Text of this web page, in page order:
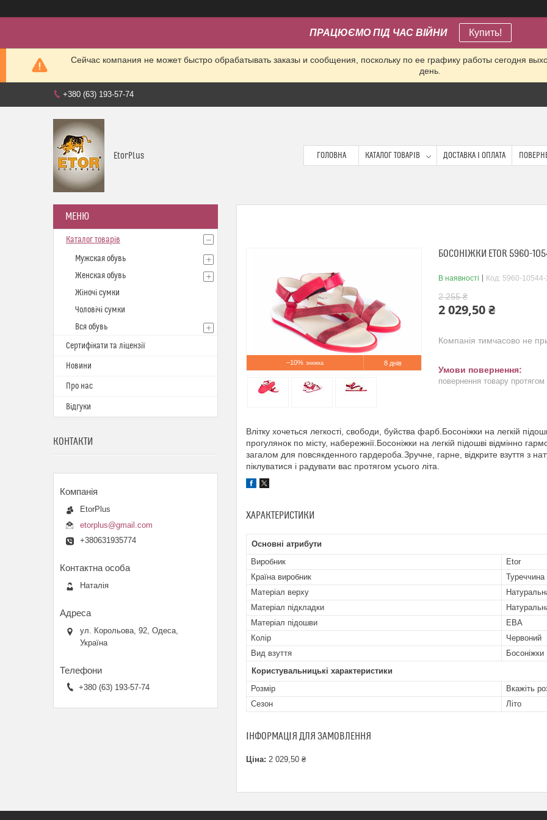
ПРАЦЮЄМО ПІД ЧАС ВІЙНИ Купить!
Сейчас компания не может быстро обрабатывать заказы и сообщения, поскольку по ее графику работы сегодня
день.
+380 (63) 193-57-74
EtorPlus ГОЛОВНА КАТАЛОГ ТОВАРІВ ДОСТАВКА І ОПЛАТА
–10% 8 днів
БОСОНІЖКИ ETOR 5960-
В наявності Код: 5960-
2 255 ₴
2 029,50 ₴
Компанія тимчасово не
повернення товару
Влітку хочеться легкості, свободи, буйства фарб.Босоніжки на легкій
прогулянок по місту, набережнії.Босоніжки на легкій підошві відмінно
загалом для повсякденного гардероба.Зручне, гарне, відкрите взуття з
піклуватися і радувати вас протягом усього літа.
ХАРАКТЕРИСТИКИ
Основні атрибути
Виробник
Etor
Країна виробник
Туреччина
Матеріал верху
Матеріал підкладки
Матеріал підошви
ЕВА
Колір
Червоний
Вид взуття
Босоніжки
Користувальницькі характеристики
Розмір
Вкажіть
Сезон
Літо
ІНФОРМАЦІЯ ДЛЯ ЗАМОВЛЕННЯ
Ціна: 2 029,50 ₴
Каталог товарів
Мужская обувь
Женская обувь
Жіночі сумки
Чоловічі сумки
Вся обувь
Сертифікати та ліцензії
Новини
Про нас
Відгуки
КОНТАКТИ
EtorPlus
etorplus@gmail.com
+380631935774
Наталія
ул. Корольова, 92, Одеса,
Україна
+380 (63) 193-57-74